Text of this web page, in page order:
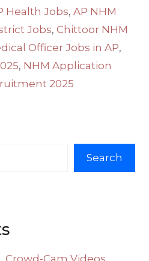
Health Jobs, AP NHM
Jobs, Chittoor NHM
Officer Jobs in AP,
, NHM Application
2025
Search
Crowd-Cam Videos